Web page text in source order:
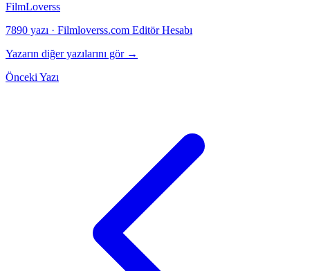
FilmLoverss
7890 yazı · Filmloverss.com Editör Hesabı
Yazarın diğer yazılarını gör →
Önceki Yazı